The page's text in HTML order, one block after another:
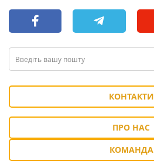
КОНТАКТИ
ПРО НАС
КОМАНДА